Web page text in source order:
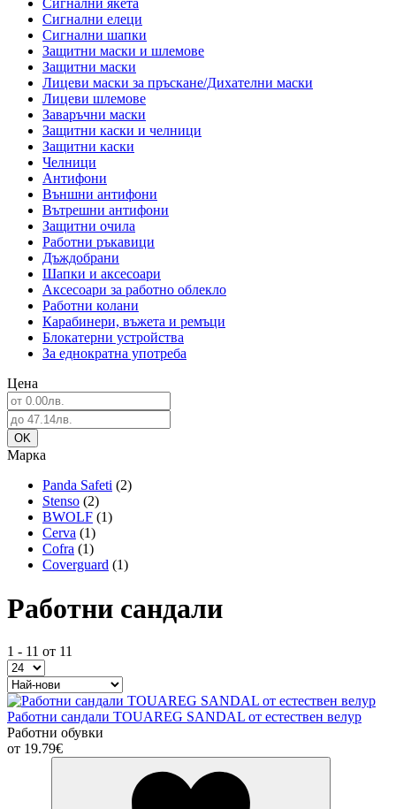
Сигнални якета
Сигнални елеци
Сигнални шапки
Защитни маски и шлемове
Защитни маски
Лицеви маски за пръскане/Дихателни маски
Лицеви шлемове
Заваръчни маски
Защитни каски и челници
Защитни каски
Челници
Антифони
Външни антифони
Вътрешни антифони
Защитни очила
Работни ръкавици
Дъждобрани
Шапки и аксесоари
Аксесоари за работно облекло
Работни колани
Карабинери, въжета и ремъци
Блокатерни устройства
За еднократна употреба
Цена
Марка
Panda Safeti (2)
Stenso (2)
BWOLF (1)
Cerva (1)
Cofra (1)
Coverguard (1)
Работни сандали
1 - 11 от 11
Работни сандали TOUAREG SANDAL от естествен велур
Работни обувки
от 19.79€